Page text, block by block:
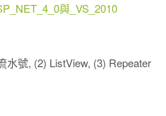
與_VS_2010
號, (2) ListView, (3) Repeater